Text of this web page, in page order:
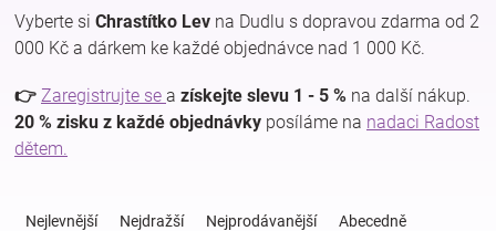
Pokojíček
a
kojenecká
výbava
Vyberte si Chrastítko Lev na Dudlu s dopravou zdarma od 2
000 Kč a dárkem ke každé objednávce nad 1 000 Kč.
👉 Zaregistrujte se a získejte slevu 1 - 5 % na další nákup.
20 % zisku z každé objednávky posíláme na nadaci Radost
dětem.
Nejlevnější Nejdražší Nejprodávanější Abecedně